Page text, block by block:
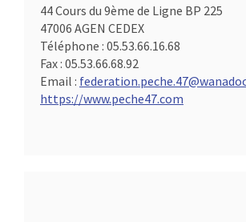
44 Cours du 9ème de Ligne BP 225
47006 AGEN CEDEX
Téléphone : 05.53.66.16.68
Fax : 05.53.66.68.92
Email :
https://www.peche47.com